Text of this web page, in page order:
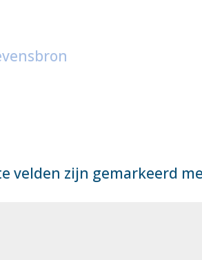
velden zijn gemarkeerd